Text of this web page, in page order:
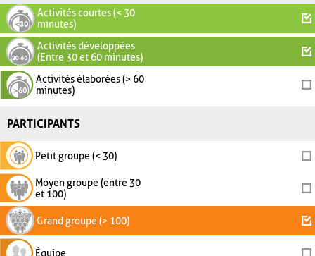
Activités courtes (< 30
minutes)
Activités développées
(Entre 30 et 60 minutes)
Activités élaborées (> 60
minutes)
PARTICIPANTS
Petit groupe (< 30)
Moyen groupe (entre 30
et 100)
Grand groupe (> 100)
Équipe